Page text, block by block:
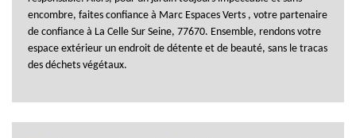
encombre, faites confiance à Marc Espaces Verts , votre partenaire
de confiance à La Celle Sur Seine, 77670. Ensemble, rendons votre
espace extérieur un endroit de détente et de beauté, sans le tracas
des déchets végétaux.